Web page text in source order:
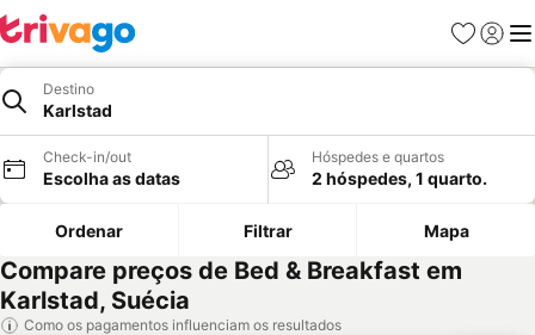
Favoritos
Iniciar
Destino
Karlstad
Check-in/out
Escolha as datas
Hóspedes e quartos
2 hóspedes, 1 quarto.
Ordenar Filtrar Mapa
Compare preços de Bed & Breakfast em
Karlstad, Suécia
Como os pagamentos influenciam os resultados